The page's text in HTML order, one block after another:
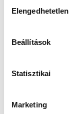
Elengedhetetlen
Beállítások
Statisztikai
Marketing